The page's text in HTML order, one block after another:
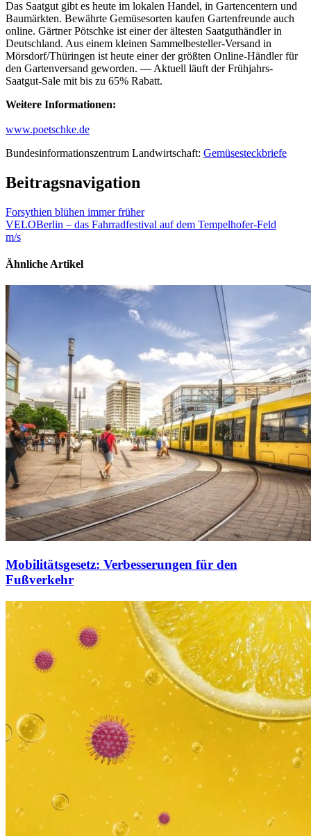
Das Saatgut gibt es heute im lokalen Handel, in Gartencentern und
Baumärkten. Bewährte Gemüsesorten kaufen Gartenfreunde auch
online. Gärtner Pötschke ist einer der ältesten Saatguthändler in
Deutschland. Aus einem kleinen Sammelbesteller-Versand in
Mörsdorf/Thüringen ist heute einer der größten Online-Händler für
den Gartenversand geworden. — Aktuell läuft der Frühjahrs-
Saatgut-Sale mit bis zu 65% Rabatt.
Weitere Informationen:
www.poetschke.de
Bundesinformationszentrum Landwirtschaft: Gemüsesteckbriefe
Beitragsnavigation
Forsythien blühen immer früher
VELOBerlin – das Fahrradfestival auf dem Tempelhofer-Feld
m/s
Ähnliche Artikel
Mobilitätsgesetz: Verbesserungen für den
Fußverkehr